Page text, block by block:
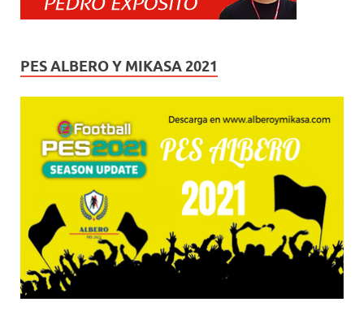
PES ALBERO Y MIKASA 2021